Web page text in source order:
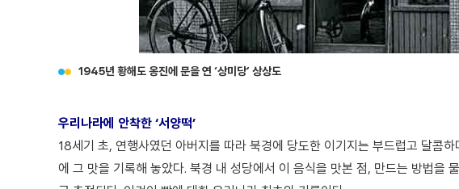
1945년 황해도 옹진에 문을 연 ‘상미당’ 상상도
우리나라에 안착한 ‘서양떡’
18세기 초, 연행사였던 아버지를 따라 북경에 당도한 이기지는 부드럽고 달콤하
에 그 맛을 기록해 놓았다. 북경 내 성당에서 이 음식을 맛본 점, 만드는 방법을